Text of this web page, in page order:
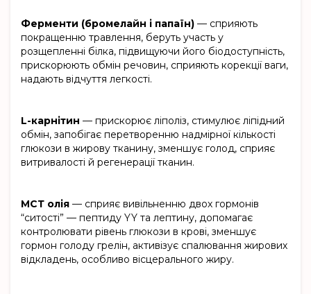
Ферменти (бромелайн і папаїн) — сприяють
покращенню травлення, беруть участь у
розщепленні білка, підвищуючи його біодоступність,
прискорюють обмін речовин, сприяють корекції ваги,
надають відчуття легкості.
L-карнітин — прискорює ліполіз, стимулює ліпідний
обмін, запобігає перетворенню надмірної кількості
глюкози в жирову тканину, зменшує голод, сприяє
витривалості й регенерації тканин.
МСТ олія — сприяє вивільненню двох гормонів
“ситості” — пептиду YY та лептину, допомагає
контролювати рівень глюкози в крові, зменшує
гормон голоду грелін, активізує спалювання жирових
відкладень, особливо вісцерального жиру.